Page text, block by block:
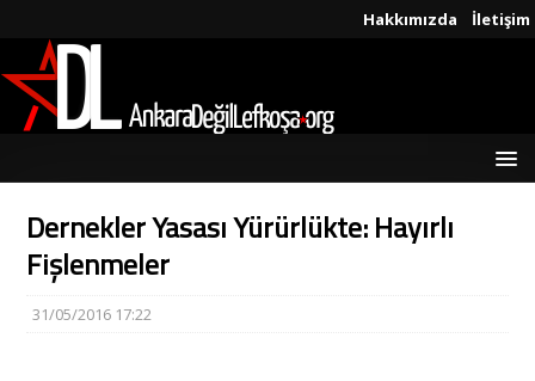
Hakkımızda İletişim
Dernekler Yasası Yürürlükte: Hayırlı
Fişlenmeler
31/05/2016 17:22